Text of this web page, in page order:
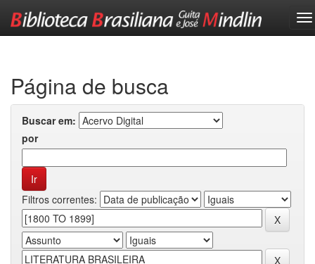
Página de busca
Buscar em:
por
Filtros correntes: